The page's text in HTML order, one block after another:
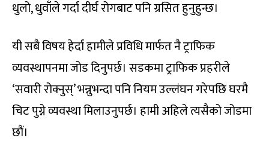
धुलो, धुवाँले गर्दा दीर्घ रोगबाट पनि ग्रसित हुनुहुन्छ।
यी सबै विषय हेर्दा हामीले प्रविधि मार्फत नै ट्राफिक
व्यवस्थापनमा जोड दिनुपर्छ। सडकमा ट्राफिक प्रहरीले
‘सवारी रोक्नुस्’ भन्नुभन्दा पनि नियम उल्लंघन गरेपछि घरमै
चिट पुग्ने व्यवस्था मिलाउनुपर्छ। हामी अहिले त्यसैको जोडमा
छौं।